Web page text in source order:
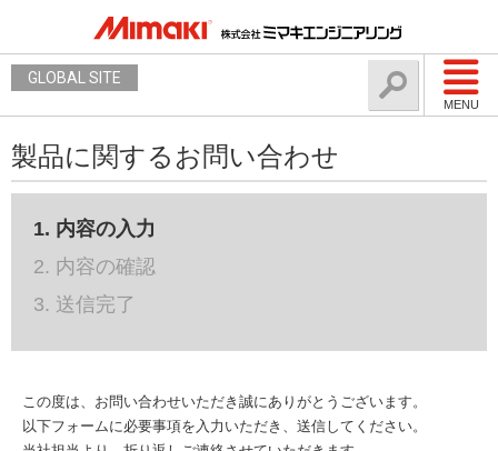
MENU
GLOBAL SITE
製品に関するお問い合わせ
1. 内容の入力
2. 内容の確認
3. 送信完了
この度は、お問い合わせいただき誠にありがとうございます。
以下フォームに必要事項を入力いただき、送信してください。